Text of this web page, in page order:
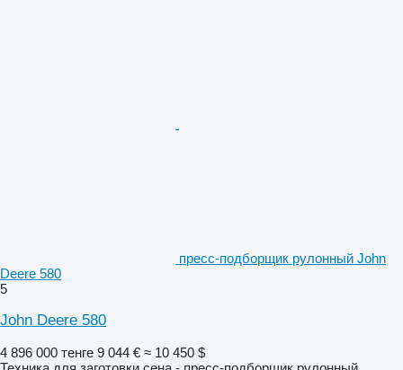
пресс-подборщик рулонный John
Deere 580
5
John Deere 580
4 896 000 тенге 9 044 € ≈ 10 450 $